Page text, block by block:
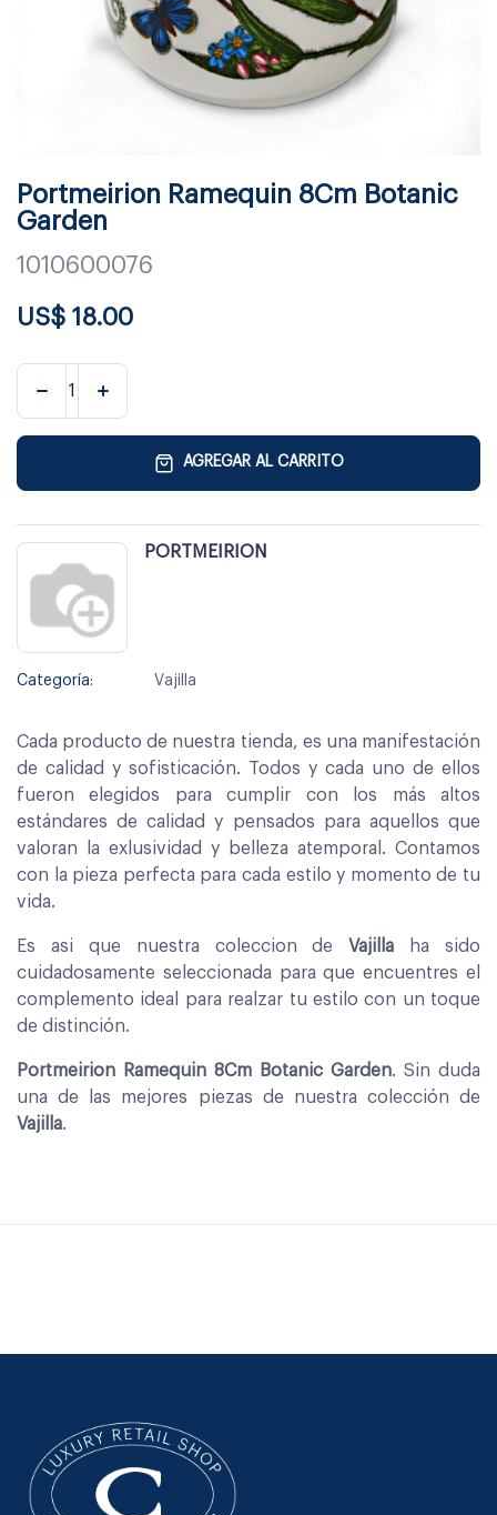
Portmeirion Ramequin 8Cm Botanic
Garden
1010600076
US$ 18.00
AGREGAR AL CARRITO
PORTMEIRION
Categoría: Vajilla
Cada producto de nuestra tienda, es una manifestación
de calidad y sofisticación. Todos y cada uno de ellos
fueron elegidos para cumplir con los más altos
estándares de calidad y pensados para aquellos que
valoran la exlusividad y belleza atemporal. Contamos
con la pieza perfecta para cada estilo y momento de tu
vida.
Es asi que nuestra coleccion deVajilla ha sido
cuidadosamente seleccionada para que encuentres el
complemento ideal para realzar tu estilo con un toque
de distinción.
Portmeirion Ramequin 8Cm Botanic Garden. Sin duda
una de las mejores piezas de nuestra colección de
Vajilla.